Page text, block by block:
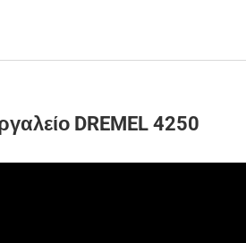
DREMEL 4250